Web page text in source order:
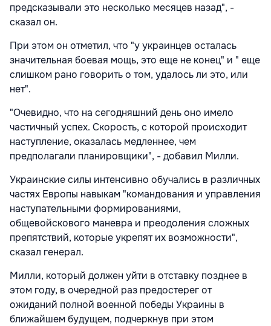
предсказывали это несколько месяцев назад", -
сказал он.
При этом он отметил, что "у украинцев осталась
значительная боевая мощь, это еще не конец" и " еще
слишком рано говорить о том, удалось ли это, или
нет".
"Очевидно, что на сегодняшний день оно имело
частичный успех. Скорость, с которой происходит
наступление, оказалась медленнее, чем
предполагали планировщики", - добавил Милли.
Украинские силы интенсивно обучались в различных
частях Европы навыкам "командования и управления
наступательными формированиями,
общевойскового маневра и преодоления сложных
препятствий, которые укрепят их возможности",
сказал генерал.
Милли, который должен уйти в отставку позднее в
этом году, в очередной раз предостерег от
ожиданий полной военной победы Украины в
ближайшем будущем, подчеркнув при этом